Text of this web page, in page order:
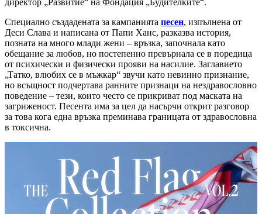
директор „Развитие“ на Фондация „Будителките“.
Специално създадената за кампанията песен, изпълнена от
Деси Слава и написана от Папи Ханс, разказва история,
позната на много млади жени – връзка, започнала като
обещание за любов, но постепенно превърнала се в поредица
от психически и физически прояви на насилие. Заглавието
„Татко, влюбих се в мъжкар“ звучи като невинно признание,
но всъщност подчертава ранните признаци на нездравословно
поведение – тези, които често се прикриват под маската на
загриженост. Песента има за цел да насърчи открит разговор
за това кога една връзка преминава границата от здравословна
в токсична.